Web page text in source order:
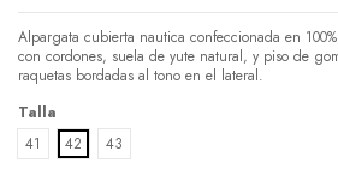
Alpargata cubierta nautica confeccionada en
con cordones, suela de yute natural, y piso de
raquetas bordadas al tono en el lateral.
Talla
41
42 43